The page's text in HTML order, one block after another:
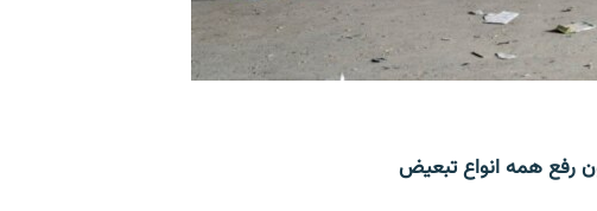
رفع همه انواع تبعیض